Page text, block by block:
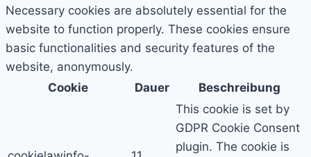
Necessary cookies are absolutely essential for the
website to function properly. These cookies ensure
basic functionalities and security features of the
website, anonymously.
Cookie
Dauer Beschreibung
This cookie is set by
GDPR Cookie Consent
plugin. The cookie is